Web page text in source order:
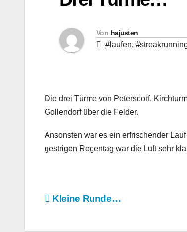
Von hajusten
#laufen, #streakrunning
Die drei Türme von Petersdorf,
Gollendorf über die Felder.
Ansonsten war es ein erfrischender
gestrigen Regentag war die Luft sehr
Beitragsnavigation
Kleine Runde…